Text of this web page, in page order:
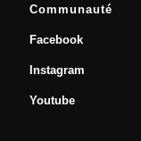
Communauté
Facebook
Instagram
Youtube